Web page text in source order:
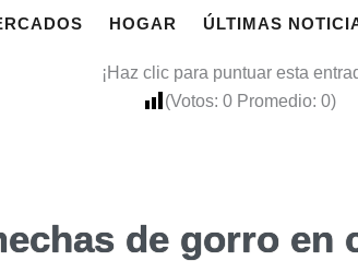
HOGAR ÚLTIMAS
¡Haz clic para puntuar esta
(Votos: 0Promedio: 0)
de gorro